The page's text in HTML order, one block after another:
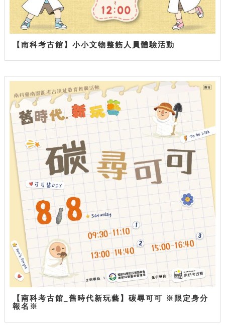
【南科考古館】小小文物整飭人員體驗活動
【南科考古館_舊時代新玩藝】碳尋可可 ※限定身分
報名※